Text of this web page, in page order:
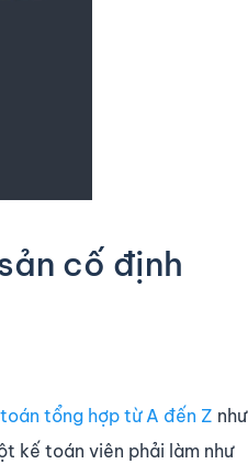
cố định
tổng hợp từ A đến Z như
kế toán viên phải làm như